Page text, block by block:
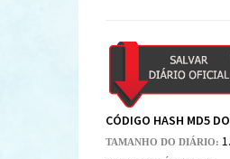
CÓDIGO HASH MD5
TAMANHO DO DIÁRIO: